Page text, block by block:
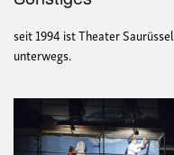
seit 1994 ist Theater
unterwegs.